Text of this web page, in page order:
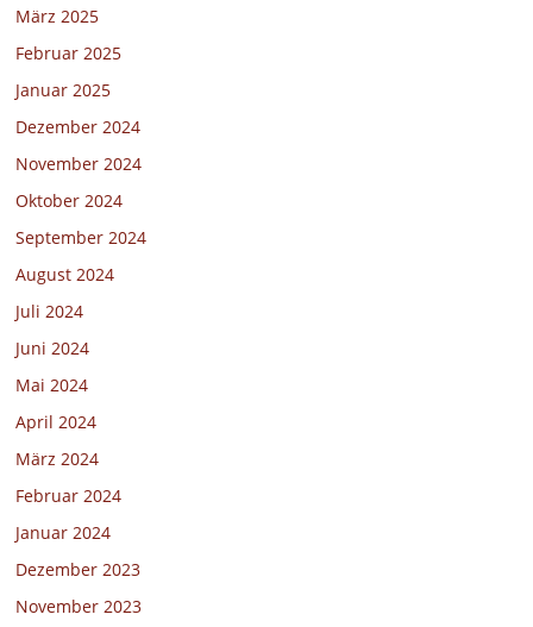
März 2025
Februar 2025
Januar 2025
Dezember 2024
November 2024
Oktober 2024
September 2024
August 2024
Juli 2024
Juni 2024
Mai 2024
April 2024
März 2024
Februar 2024
Januar 2024
Dezember 2023
November 2023